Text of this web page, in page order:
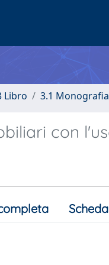
Libro 3.1
con